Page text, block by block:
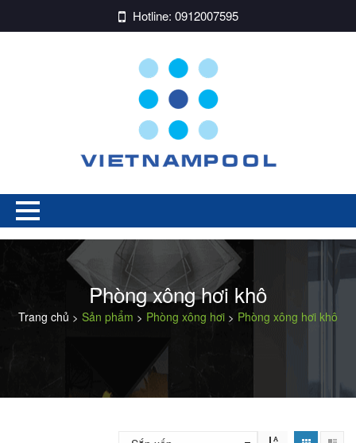
Hotline: 0912007595
Phòng xông hơi khô
Trang chủ > Sản phẩm > Phòng xông hơi > Phòng xông hơi khô